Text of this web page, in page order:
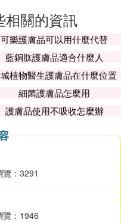
牌 前十名
海藍之謎、雪花秀、
、雅詩蘭黛、肌膚之
品牌。作為全球知名
膚、彩妝、香水此則
育程度、收入水平較
性。
相關的資訊
可樂護膚品可以用什麼代替
藍銅肽護膚品適合什麼人
植物醫生護膚品在什麼位置
細菌護膚品怎麼用
護膚品使用不吸收怎麼辦
覽：3291
覽：1946